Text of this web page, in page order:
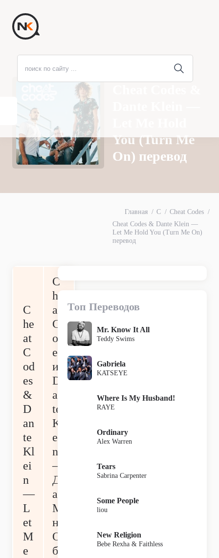
You (Turn Me
On) перевод
Главная C
Cheat Codes
Cheat Codes & Dante Klein —
Let Me Hold You (Turn Me On)
перевод
C
he
at
C
od
es
&
D
an
te
Kl
ei
n
—
L
et
M
e
C
he
at
C
od
es
и
D
an
te
Kl
ei
n
—
Д
ай
М
не
О
б
Топ Переводов
Mr. Know It All
Teddy Swims
Gabriela
KATSEYE
Where Is My Husband!
RAYE
Ordinary
Alex Warren
Tears
Sabrina Carpenter
Some People
liou
New Religion
Bebe Rexha & Faithless